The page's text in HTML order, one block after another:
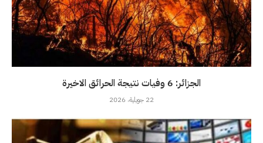
الجزائر: 6 وفيات نتيجة الحرائق الاخيرة
22 جويلية، 2026